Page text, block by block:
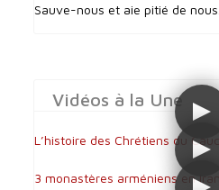
Sauve-nous et aie pitié de nous.
Vidéos à la Une
L’histoire des Chrétiens du
3 monastères arméniens en Iran